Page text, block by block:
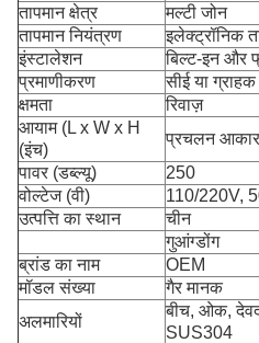
तापमान क्षेत्र
मल्टी जोन
तापमान नियंत्रण
इलेक्ट्रॉनिक
इंस्टालेशन
बिल्ट-इन और
प्रमाणीकरण
सीई या
क्षमता
रिवाज़
आयाम (L x W x H
(इंच)
प्रचलन आकार
पावर (डब्ल्यू)
250
वोल्टेज (वी)
110/220V,
उत्पत्ति का स्थान
चीन
गुआंग्डोंग
ब्रांड का नाम
OEM
मॉडल संख्या
गैर मानक
अलमारियों
बीच, ओक,
SUS304